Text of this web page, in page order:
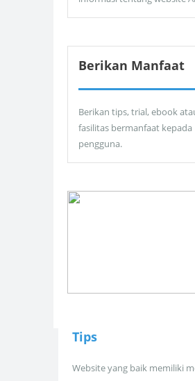
Berikan Manfaat
Berikan tips, trial, ebook
fasilitas bermanfaat kepada
pengguna.
Tips
Website yang baik memiliki